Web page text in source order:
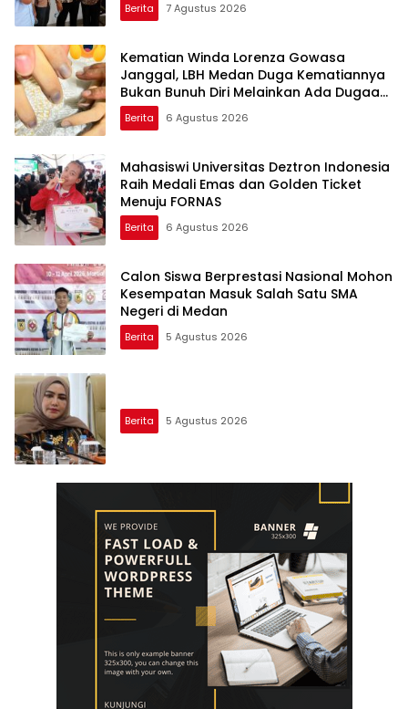
Berita 7 Agustus 2026
Kematian Winda Lorenza Gowasa
Janggal, LBH Medan Duga Kematiannya
Bukan Bunuh Diri Melainkan Ada Dugaan
Tundak Pidana
Berita 6 Agustus 2026
Mahasiswi Universitas Deztron Indonesia
Raih Medali Emas dan Golden Ticket
Menuju FORNAS
Berita 6 Agustus 2026
Calon Siswa Berprestasi Nasional Mohon
Kesempatan Masuk Salah Satu SMA
Negeri di Medan
Berita 5 Agustus 2026
Berita 5 Agustus 2026